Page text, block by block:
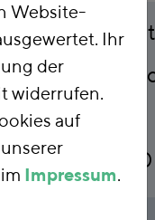
for Paris:
und -
der
2030
Website-
Ihr
der
widerrufen.
auf
Impressum.